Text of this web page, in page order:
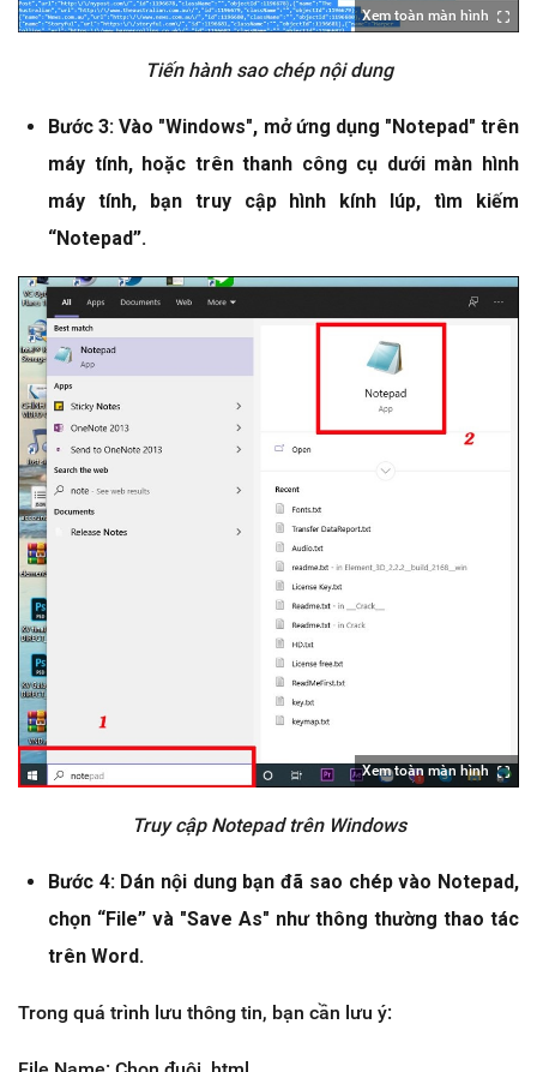
Xem toàn màn hình
Tiến hành sao chép nội dung
Bước 3: Vào "Windows", mở ứng dụng "Notepad" trên
máy tính, hoặc trên thanh công cụ dưới màn hình
máy tính, bạn truy cập hình kính lúp, tìm kiếm
“Notepad”.
Xem toàn màn hình
Truy cập Notepad trên Windows
Bước 4: Dán nội dung bạn đã sao chép vào Notepad,
chọn “File” và "Save As" như thông thường thao tác
trên Word.
Trong quá trình lưu thông tin, bạn cần lưu ý: